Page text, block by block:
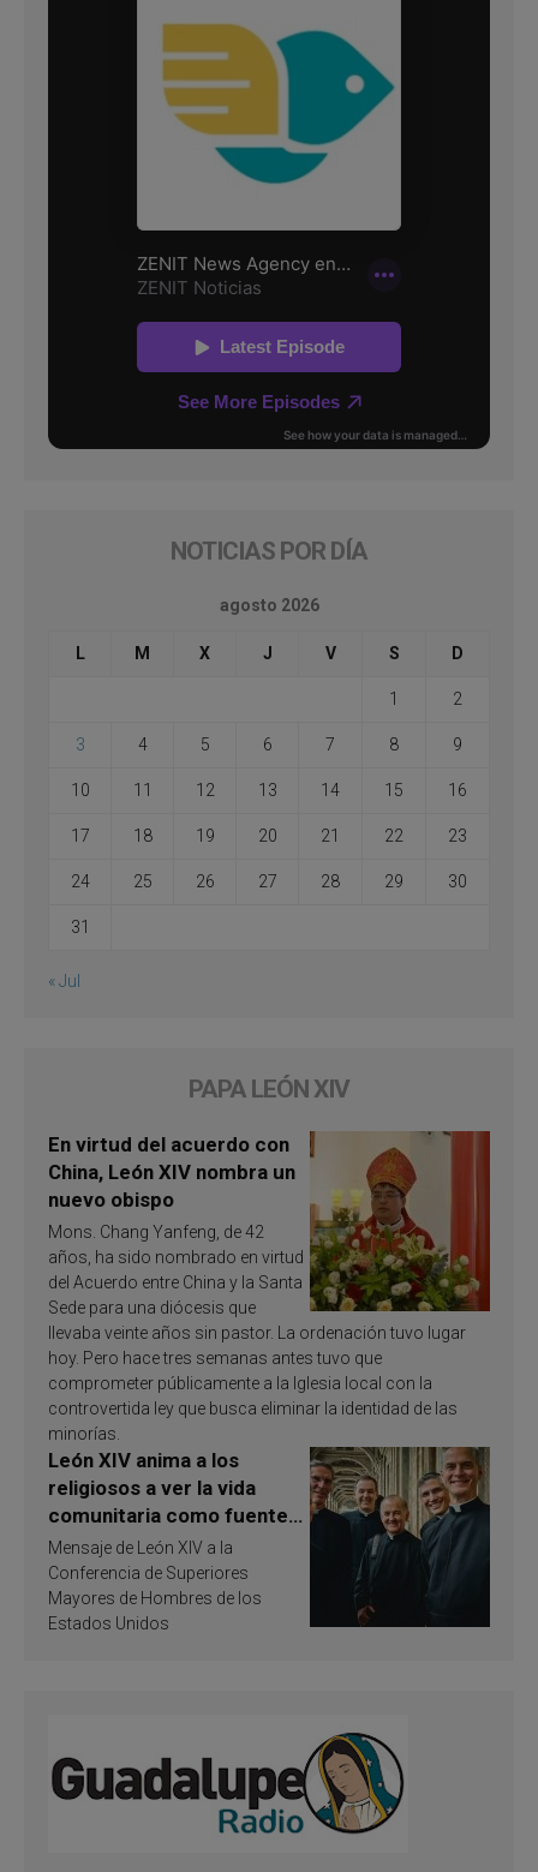
NOTICIAS POR DÍA
agosto 2026
L M X J V S D
1 2
3 4 5 6 7 8 9
10 11 12 13 14 15 16
17 18 19 20 21 22 23
24 25 26 27 28 29 30
31
« Jul
PAPA LEÓN XIV
En virtud del acuerdo con
China, León XIV nombra un
nuevo obispo
Mons. Chang Yanfeng, de 42
años, ha sido nombrado en virtud
del Acuerdo entre China y la Santa
Sede para una diócesis que
llevaba veinte años sin pastor. La ordenación tuvo lugar
hoy. Pero hace tres semanas antes tuvo que
comprometer públicamente a la Iglesia local con la
controvertida ley que busca eliminar la identidad de las
minorías.
León XIV anima a los
religiosos a ver la vida
comunitaria como fuente
de inspiración y
santificación
Mensaje de León XIV a la
Conferencia de Superiores
Mayores de Hombres de los
Estados Unidos